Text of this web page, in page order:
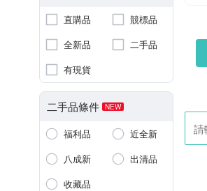
直購品
競標品
全新品
二手品
有現貨
二手品條件 NEW
福利品
近全新
八成新
出清品
收藏品